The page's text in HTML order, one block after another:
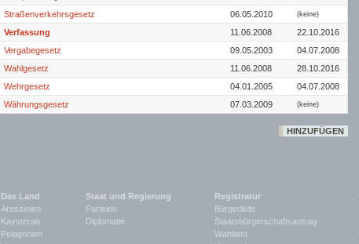
Straßenverkehrsgesetz 06.05.2010 (keine)
Verfassung 11.06.2008
22.10.2016
Vergabegesetz 09.05.2003
04.07.2008
Wahlgesetz 11.06.2008
28.10.2016
Wehrgesetz 04.01.2005 04.07.2008
Währungsgesetz 07.03.2009 (keine)
HINZUFÜGEN
Das Land
Aressinien
Kaysteran
Pelagonien
Staat und Regierung
Parteien
Diplomatie
Registratur
Bürgerliste
Staatsbürgerschaftsantrag
Wahlamt